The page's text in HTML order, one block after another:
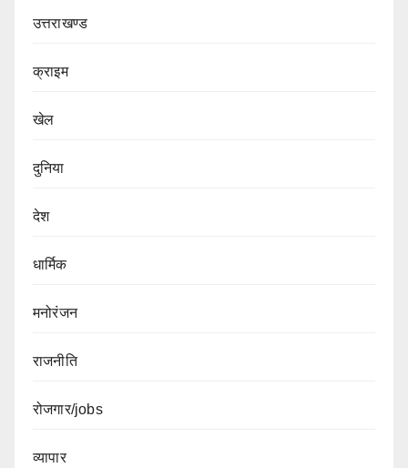
उत्तराखण्ड
क्राइम
खेल
दुनिया
देश
धार्मिक
मनोरंजन
राजनीति
रोजगार/jobs
व्यापार